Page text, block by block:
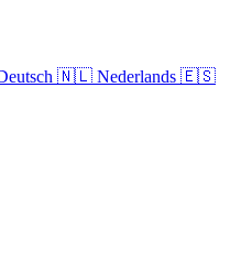
🇳🇱 Nederlands 🇪🇸